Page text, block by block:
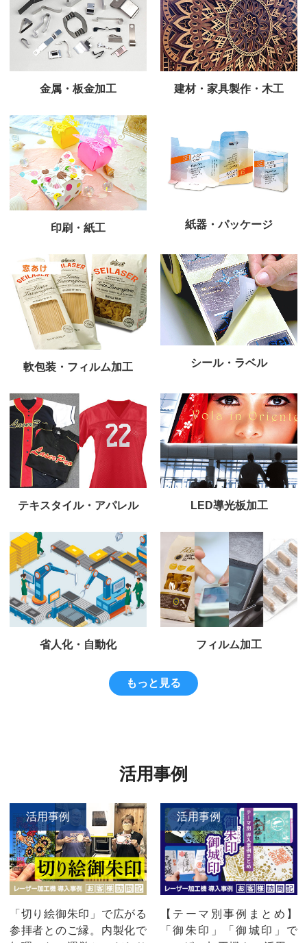
金属・板金加工 建材・家具製作・木工
印刷・紙工 紙器・パッケージ
軟包装・フィルム加工 シール・ラベル
テキスタイル・アパレル LED導光板加工
省人化・自動化 フィルム加工
もっと見る
活用事例
活用事例
「切り絵御朱印」で広がる
参拝者とのご縁。内製化で
活用事例
【テーマ別事例まとめ】
「御朱印」「御城印」で